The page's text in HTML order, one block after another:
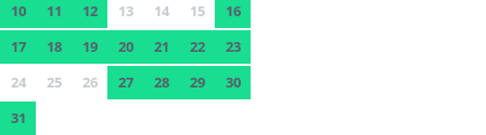
10
11 12 13 14 15
16
17
18 19 20 21 22
23
24
25 26 27 28 29
30
31